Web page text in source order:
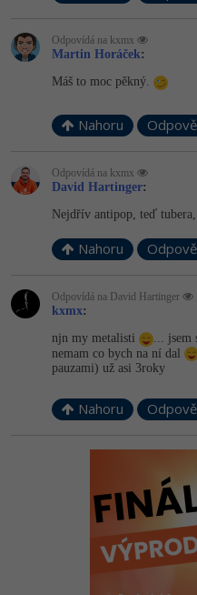
Odpovídá na kxmx
Martin Horáček:
Máš to moc pěkný.
Nahoru
Odpovídá na kxmx
David Hartinger:
Nejdřív antipop, teď
Nahoru
Odpovídá na David Hartinger
kxmx:
njn my metalisti
...
nemam co bych na ní dal
pauzami) už asi 3roky
Nahoru